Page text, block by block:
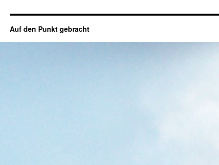
Auf den Punkt gebracht